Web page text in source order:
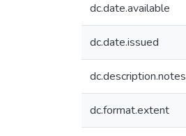
dc.date.available
dc.date.issued
dc.description.notes
dc.format.extent